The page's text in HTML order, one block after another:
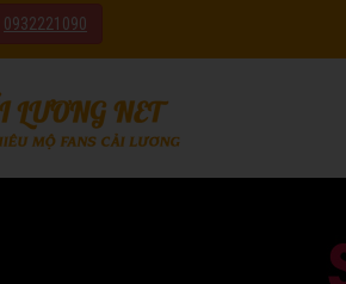
0932221090